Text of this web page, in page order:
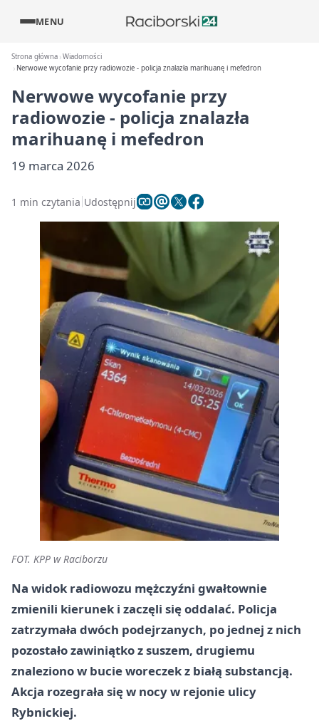
MENU
Strona główna Wiadomości
Nerwowe wycofanie przy radiowozie - policja znalazła marihuanę i mefedron
Nerwowe wycofanie przy
radiowozie - policja znalazła
marihuanę i mefedron
19 marca 2026
1 min czytania Udostępnij
FOT. KPP w Raciborzu
Na widok radiowozu mężczyźni gwałtownie
zmienili kierunek i zaczęli się oddalać. Policja
zatrzymała dwóch podejrzanych, po jednej z nich
pozostało zawiniątko z suszem, drugiemu
znaleziono w bucie woreczek z białą substancją.
Akcja rozegrała się w nocy w rejonie ulicy
Rybnickiej.